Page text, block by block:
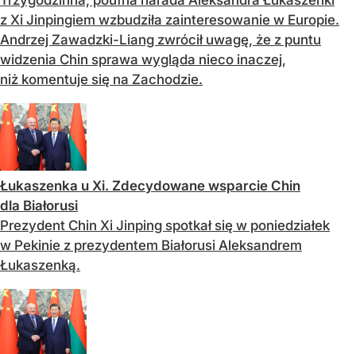
z Xi Jinpingiem wzbudziła zainteresowanie w Europie.
Andrzej Zawadzki-Liang zwrócił uwagę, że z puntu
widzenia Chin sprawa wygląda nieco inaczej,
niż komentuje się na Zachodzie.
Łukaszenka u Xi. Zdecydowane wsparcie Chin
dla Białorusi
Prezydent Chin Xi Jinping spotkał się w poniedziałek
w Pekinie z prezydentem Białorusi Aleksandrem
Łukaszenką.